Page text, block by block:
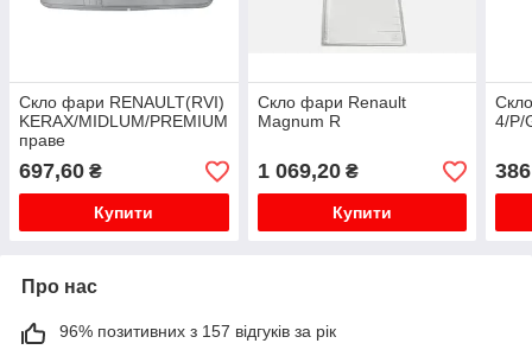
Скло фари RENAULT(RVI)
KERAX/MIDLUM/PREMIUM
праве
697,60 ₴
Купити
Скло фари Renault
Magnum R
1 069,20₴
Купити
4/P/
Про нас
96% позитивних з 157 відгуків за рік